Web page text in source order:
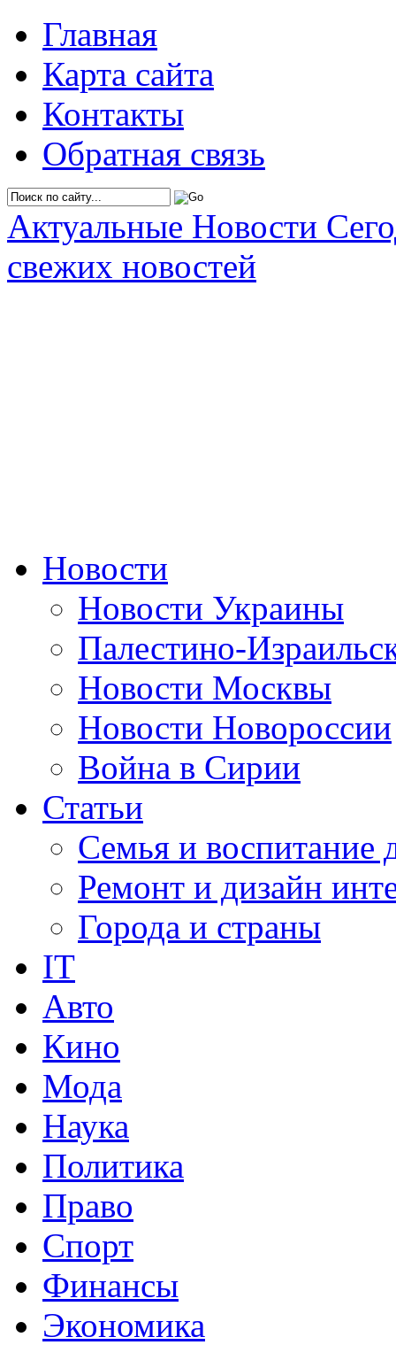
Главная
Карта сайта
Контакты
Обратная связь
Актуальные Новости
свежих новостей
Новости
Новости Украины
Палестино-
Новости Москвы
Новости Новороссии
Война в Сирии
Статьи
Семья и воспитание
Ремонт и дизайн
Города и страны
IT
Авто
Кино
Мода
Наука
Политика
Право
Спорт
Финансы
Экономика